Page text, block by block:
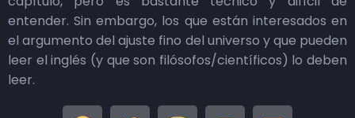
entender. Sin embargo, los que están interesados en
el argumento del ajuste fino del universo y que pueden
leer el inglés (y que son filósofos/científicos) lo deben
leer.